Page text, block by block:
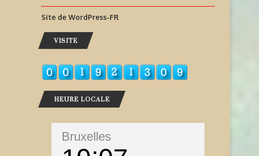
Site de WordPress-FR
VISITE
HEURE LOCALE
Bruxelles